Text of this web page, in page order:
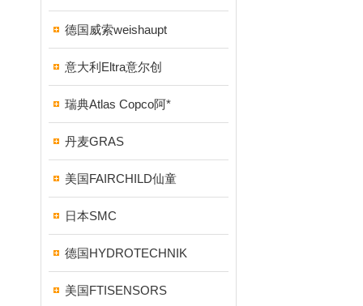
德国威索weishaupt
意大利Eltra意尔创
瑞典Atlas Copco阿*
丹麦GRAS
美国FAIRCHILD仙童
日本SMC
德国HYDROTECHNIK
美国FTISENSORS